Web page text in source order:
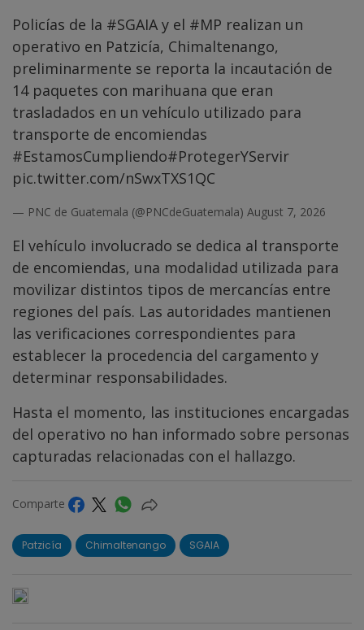
Policías de la #SGAIA y el #MP realizan un
operativo en Patzicía, Chimaltenango,
preliminarmente se reporta la incautación de
14 paquetes con marihuana que eran
trasladados en un vehículo utilizado para
transporte de encomiendas
#EstamosCumpliendo#ProtegerYServir
pic.twitter.com/nSwxTXS1QC
— PNC de Guatemala (@PNCdeGuatemala) August 7, 2026
El vehículo involucrado se dedica al transporte
de encomiendas, una modalidad utilizada para
movilizar distintos tipos de mercancías entre
regiones del país. Las autoridades mantienen
las verificaciones correspondientes para
establecer la procedencia del cargamento y
determinar responsabilidades.
Hasta el momento, las instituciones encargadas
del operativo no han informado sobre personas
capturadas relacionadas con el hallazgo.
Comparte
Patzicía Chimaltenango SGAIA